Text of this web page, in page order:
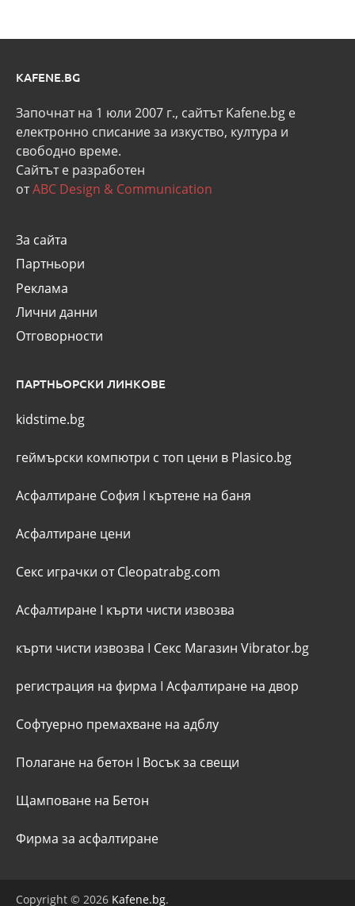
KAFENE.BG
Започнат на 1 юли 2007 г., сайтът Kafene.bg e
eлектронно списание за изкуство, култура и
свободно време.
Сайтът е разработен
отABC Design & Communication
За сайта
Партньори
Реклама
Лични данни
Отговорности
ПАРТНЬОРСКИ ЛИНКОВЕ
kidstime.bg
геймърски компютри с топ цени в Plasico.bg
Асфалтиране София I къртене на баня
Асфалтиране цени
Секс играчки от Cleopatrabg.com
Асфалтиране I кърти чисти извозва
кърти чисти извозва I Секс Магазин Vibrator.bg
регистрация на фирма I Асфалтиране на двор
Софтуерно премахване на адблу
Полагане на бетон I Восък за свещи
Щамповане на Бетон
Фирма за асфалтиране
Copyright © 2026 Kafene.bg.